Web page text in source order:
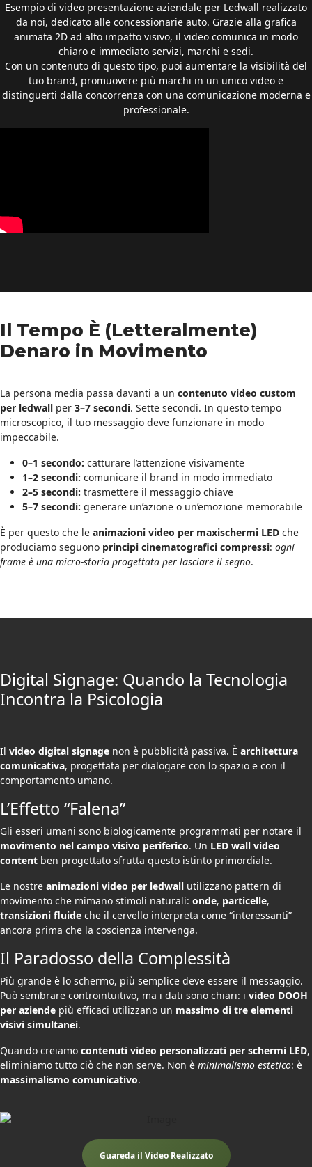
Esempio di video presentazione aziendale per Ledwall realizzato
da noi, dedicato alle concessionarie auto. Grazie alla grafica
animata 2D ad alto impatto visivo, il video comunica in modo
chiaro e immediato servizi, marchi e sedi.
Con un contenuto di questo tipo, puoi aumentare la visibilità del
tuo brand, promuovere più marchi in un unico video e
distinguerti dalla concorrenza con una comunicazione moderna e
professionale.
Il Tempo È (Letteralmente)
Denaro in Movimento
La persona media passa davanti a un contenuto video custom
per ledwall per 3–7 secondi. Sette secondi. In questo tempo
microscopico, il tuo messaggio deve funzionare in modo
impeccabile.
0–1 secondo: catturare l’attenzione visivamente
1–2 secondi: comunicare il brand in modo immediato
2–5 secondi: trasmettere il messaggio chiave
5–7 secondi: generare un’azione o un’emozione memorabile
È per questo che le animazioni video per maxischermi LED che
produciamo seguono principi cinematografici compressi: ogni
frame è una micro-storia progettata per lasciare il segno.
Digital Signage: Quando la Tecnologia
Incontra la Psicologia
Il video digital signage non è pubblicità passiva. È architettura
comunicativa, progettata per dialogare con lo spazio e con il
comportamento umano.
L’Effetto “Falena”
Gli esseri umani sono biologicamente programmati per notare il
movimento nel campo visivo periferico. Un LED wall video
content ben progettato sfrutta questo istinto primordiale.
Le nostre animazioni video per ledwall utilizzano pattern di
movimento che mimano stimoli naturali: onde, particelle,
transizioni fluide che il cervello interpreta come “interessanti”
ancora prima che la coscienza intervenga.
Il Paradosso della Complessità
Più grande è lo schermo, più semplice deve essere il messaggio.
Può sembrare controintuitivo, ma i dati sono chiari: i video DOOH
per aziende più efficaci utilizzano un massimo di tre elementi
visivi simultanei.
Quando creiamo contenuti video personalizzati per schermi LED,
eliminiamo tutto ciò che non serve. Non è minimalismo estetico: è
massimalismo comunicativo.
Guareda il Video Realizzato